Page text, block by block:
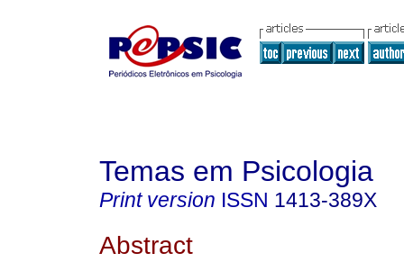
Temas em Psicologia
Print version ISSN 1413-389X
Abstract